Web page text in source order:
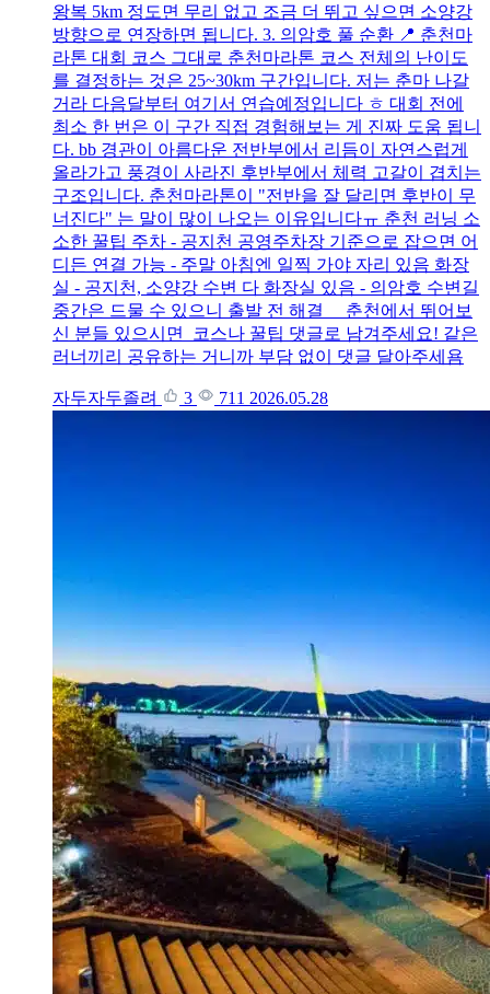
왕복 5km 정도면 무리 없고 조금 더 뛰고 싶으면 소양강
방향으로 연장하면 됩니다. 3. 의암호 풀 순환 📍 춘천마
라톤 대회 코스 그대로 춘천마라톤 코스 전체의 난이도
를 결정하는 것은 25~30km 구간입니다. 저는 춘마 나갈
거라 다음달부터 여기서 연습예정입니다 ㅎ 대회 전에
최소 한 번은 이 구간 직접 경험해보는 게 진짜 도움 됩니
다. bb 경관이 아름다운 전반부에서 리듬이 자연스럽게
올라가고 풍경이 사라진 후반부에서 체력 고갈이 겹치는
구조입니다. 춘천마라톤이 "전반을 잘 달리면 후반이 무
너진다" 는 말이 많이 나오는 이유입니다ㅠ 춘천 러닝 소
소한 꿀팁 주차 - 공지천 공영주차장 기준으로 잡으면 어
디든 연결 가능 - 주말 아침엔 일찍 가야 자리 있음 화장
실 - 공지천, 소양강 수변 다 화장실 있음 - 의암호 수변길
중간은 드물 수 있으니 출발 전 해결 춘천에서 뛰어보
신 분들 있으시면 코스나 꿀팁 댓글로 남겨주세요! 같은
러너끼리 공유하는 거니까 부담 없이 댓글 달아주세욤
자두자두졸려 3 711 2026.05.28